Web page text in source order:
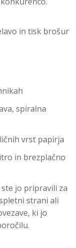
in tisk brošur
spiralna
vrst papirja
in brezplačno
jo pripravili za
strani ali
ki jo